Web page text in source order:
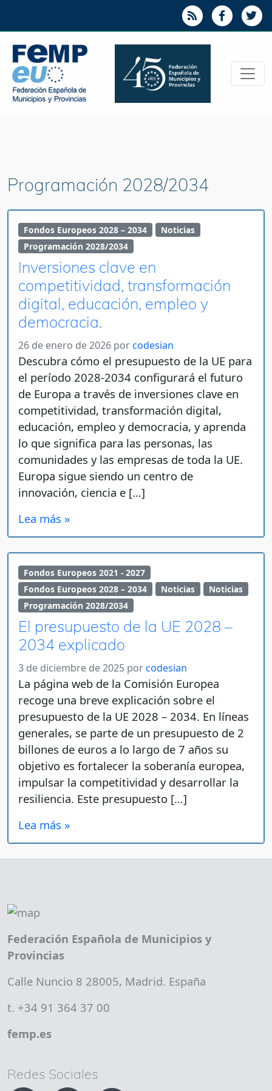
Programación 2028/2034
Fondos Europeos 2028 – 2034
Noticias
Programación 2028/2034
Inversiones clave en
competitividad, transformación
digital, educación, empleo y
democracia.
26 de enero de 2026 por codesian
Descubra cómo el presupuesto de la UE para
el período 2028-2034 configurará el futuro
de Europa a través de inversiones clave en
competitividad, transformación digital,
educación, empleo y democracia, y aprenda
lo que significa para las personas, las
comunidades y las empresas de toda la UE.
Europa sigue siendo un centro de
innovación, ciencia e […]
Lea más »
Fondos Europeos 2021 - 2027
Fondos Europeos 2028 – 2034
Noticias
Noticias
Programación 2028/2034
El presupuesto de la UE 2028 –
2034 explicado
3 de diciembre de 2025 por codesian
La página web de la Comisión Europea
recoge una breve explicación sobre el
presupuesto de la UE 2028 – 2034. En líneas
generales, se parte de un presupuesto de 2
billones de euros a lo largo de 7 años su
objetivo es fortalecer la soberanía europea,
impulsar la competitividad y desarrollar la
resiliencia. Este presupuesto […]
Lea más »
Federación Española de Municipios y
Provincias
Calle Nuncio 8 28005, Madrid. España
t. +34 91 364 37 00
femp.es
Redes Sociales